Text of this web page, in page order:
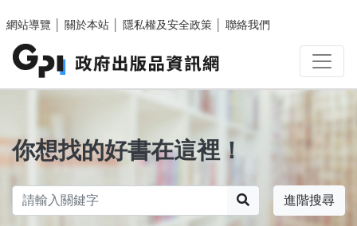
網站導覽
關於本站 隱私權及安全政策 聯絡我們
你想找的好書在這裡！
進階搜尋